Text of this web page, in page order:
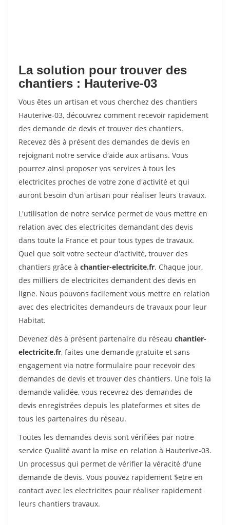
La solution pour trouver des
chantiers : Hauterive-03
Vous êtes un artisan et vous cherchez des chantiers
Hauterive-03, découvrez comment recevoir rapidement
des demande de devis et trouver des chantiers.
Recevez dès à présent des demandes de devis en
rejoignant notre service d'aide aux artisans. Vous
pourrez ainsi proposer vos services à tous les
electricites proches de votre zone d'activité et qui
auront besoin d'un artisan pour réaliser leurs travaux.
L'utilisation de notre service permet de vous mettre en
relation avec des electricites demandant des devis
dans toute la France et pour tous types de travaux.
Quel que soit votre secteur d'activité, trouver des
chantiers grâce à chantier-electricite.fr. Chaque jour,
des milliers de electricites demandent des devis en
ligne. Nous pouvons facilement vous mettre en relation
avec des electricites demandeurs de travaux pour leur
Habitat.
Devenez dès à présent partenaire du réseau chantier-
electricite.fr, faites une demande gratuite et sans
engagement via notre formulaire pour recevoir des
demandes de devis et trouver des chantiers. Une fois la
demande validée, vous recevrez des demandes de
devis enregistrées depuis les plateformes et sites de
tous les partenaires du réseau.
Toutes les demandes devis sont vérifiées par notre
service Qualité avant la mise en relation à Hauterive-03.
Un processus qui permet de vérifier la véracité d'une
demande de devis. Vous pouvez rapidement $etre en
contact avec les electricites pour réaliser rapidement
leurs chantiers travaux.